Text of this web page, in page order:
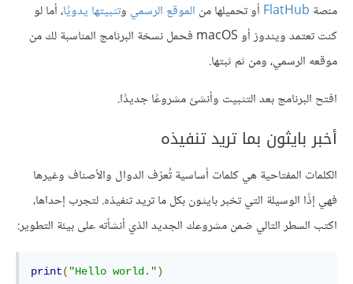
منصة FlatHub أو تحميلها من الموقع الرسمي وتثبيتها يدويًا، أما لو
كنت تعتمد ويندوز أو macOS فحمل نسخة البرنامج المناسبة لك من
موقعه الرسمي، ومن ثم ثبتها.
افتح البرنامج بعد التثبيت وأنشئ مشروعًا جديدًا.
أخبر بايثون بما تريد تنفيذه
الكلمات المفتاحية هي كلمات أساسية تُعرّف الدوال والأصناف وغيرها
فهي إذًا الوسيلة التي تخبر بايثون بكل ما تريد تنفيذه. لتجرب إحداها،
اكتب السطر التالي ضمن مشروعك الجديد الذي أنشأته على بيئة التطوير:
print( "Hello world.")